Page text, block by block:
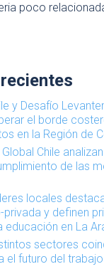
poco
y Desafío
el borde
en la Región de
Chile
de las
locales
privada y definen
educación en La
sectores
el futuro del trabajo